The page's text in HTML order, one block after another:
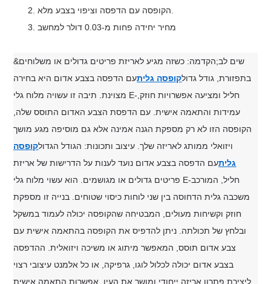
הקופסה עם הדפסה וציפוי בצבע מלא.
מחיר יחידה פחות מ-0.03 דולר למחשב
&שים לב;הקדמה: כשזה מגיע לאריזת פריטים גדולים או משלוחים
בתפזורת, גודל גדולקופסה גליתעם הדפסה בצבע אדום היא בחירה
מצוינת. תיבה זו עשויה מלוח גלי E-חליל ומציעה אפשרויות חוזק,
עמידות והתאמה אישית. עם הדפסת הצבע האדום התוסס שלה,
הקופסה הזו לא רק מספקת הגנה אמינה אלא גם מוסיפה מגע מושך
ויזואלי ממותג לאריזה שלך. עיצוב ותכונות: הגודל הגדולקופסה
גליתעם הדפסה בצבע אדום נועד לענות על הדרישות של אריזת
פריטים גדולים או מגושמים. הוא עשוי מלוח גלי E-חליל, המורכב
משכבה גלית הדחוסה בין שני לוחות כיסוי שטוחים. בנייה זו מספקת
חוזק וקשיחות מעולים, המבטיחה שהקופסה יכולה לעמוד במשקל
ובלחץ של תכולתה. ניתן להדפיס את הקופסה בהתאמה אישית עם
צבע אדום תוסס, המאפשר מיתוג או משיכה ויזואלית. ההדפסה
בצבע אדום יכולה לכלול לוגו, גרפיקה, או כל אלמנט עיצובי רצוי
ליצירת פתרון אריזה ייחודי ומושך את העין. אפשרות התאמה אישית